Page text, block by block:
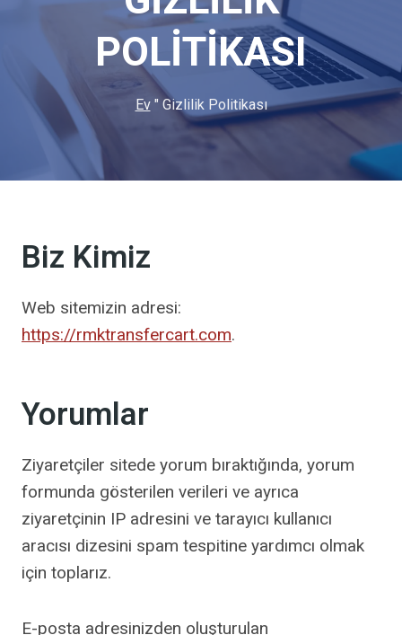
POLITIKASI
Ev" Gizlilik Politikası
Biz Kimiz
Web sitemizin adresi:
https://rmktransfercart.com.
Yorumlar
Ziyaretçiler sitede yorum bıraktığında, yorum
formunda gösterilen verileri ve ayrıca
ziyaretçinin IP adresini ve tarayıcı kullanıcı
aracısı dizesini spam tespitine yardımcı olmak
için toplarız.
E-posta adresinizden oluşturulan